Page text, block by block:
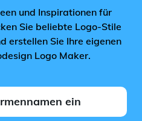
und Inspirationen für
Sie beliebte Logo-Stile
erstellen Sie Ihre eigenen
Logo Maker.